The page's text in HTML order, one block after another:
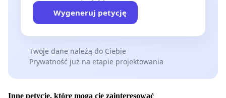
Wygeneruj petycję
Twoje dane należą do Ciebie
Prywatność już na etapie projektowania
Inne petycje, które mogą cię zainteresować